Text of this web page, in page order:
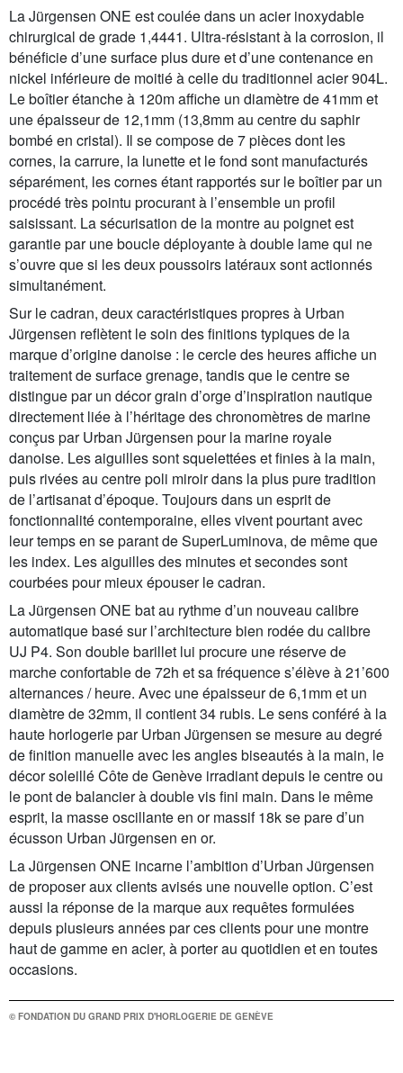
La Jürgensen ONE est coulée dans un acier inoxydable
chirurgical de grade 1,4441. Ultra-résistant à la corrosion, il
bénéficie d’une surface plus dure et d’une contenance en
nickel inférieure de moitié à celle du traditionnel acier 904L.
Le boîtier étanche à 120m affiche un diamètre de 41mm et
une épaisseur de 12,1mm (13,8mm au centre du saphir
bombé en cristal). Il se compose de 7 pièces dont les
cornes, la carrure, la lunette et le fond sont manufacturés
séparément, les cornes étant rapportés sur le boîtier par un
procédé très pointu procurant à l’ensemble un profil
saisissant. La sécurisation de la montre au poignet est
garantie par une boucle déployante à double lame qui ne
s’ouvre que si les deux poussoirs latéraux sont actionnés
simultanément.
Sur le cadran, deux caractéristiques propres à Urban
Jürgensen reflètent le soin des finitions typiques de la
marque d’origine danoise : le cercle des heures affiche un
traitement de surface grenage, tandis que le centre se
distingue par un décor grain d’orge d’inspiration nautique
directement liée à l’héritage des chronomètres de marine
conçus par Urban Jürgensen pour la marine royale
danoise. Les aiguilles sont squelettées et finies à la main,
puis rivées au centre poli miroir dans la plus pure tradition
de l’artisanat d’époque. Toujours dans un esprit de
fonctionnalité contemporaine, elles vivent pourtant avec
leur temps en se parant de SuperLuminova, de même que
les index. Les aiguilles des minutes et secondes sont
courbées pour mieux épouser le cadran.
La Jürgensen ONE bat au rythme d’un nouveau calibre
automatique basé sur l’architecture bien rodée du calibre
UJ P4. Son double barillet lui procure une réserve de
marche confortable de 72h et sa fréquence s’élève à 21’600
alternances / heure. Avec une épaisseur de 6,1mm et un
diamètre de 32mm, il contient 34 rubis. Le sens conféré à la
haute horlogerie par Urban Jürgensen se mesure au degré
de finition manuelle avec les angles biseautés à la main, le
décor soleillé Côte de Genève irradiant depuis le centre ou
le pont de balancier à double vis fini main. Dans le même
esprit, la masse oscillante en or massif 18k se pare d’un
écusson Urban Jürgensen en or.
La Jürgensen ONE incarne l’ambition d’Urban Jürgensen
de proposer aux clients avisés une nouvelle option. C’est
aussi la réponse de la marque aux requêtes formulées
depuis plusieurs années par ces clients pour une montre
haut de gamme en acier, à porter au quotidien et en toutes
occasions.
© FONDATION DU GRAND PRIX D'HORLOGERIE DE GENÈVE